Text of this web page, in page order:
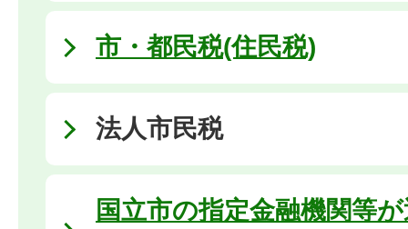
市・都民税(住民税)
法人市民税
国立市の指定金融機関等